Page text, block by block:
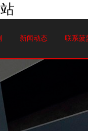
新闻动态 联系菠